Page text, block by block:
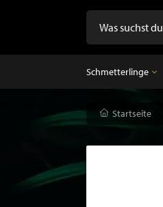
Schmetterlinge
Schmetterlinge
Präparierte
Schmetterlinge
Startseite